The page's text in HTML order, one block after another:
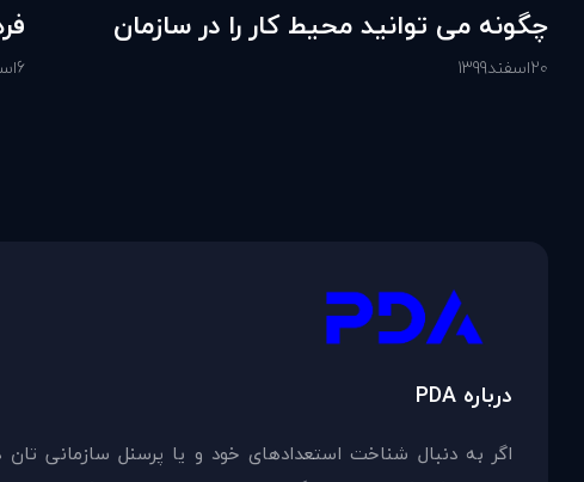
چگونه می توانید محیط کار را در سازمان
خود تقویت کنید؟
20اسفند1399
6
درباره PDA
اگر به دنبال شناخت استعدادهای خود و یا پرسنل سازمانی